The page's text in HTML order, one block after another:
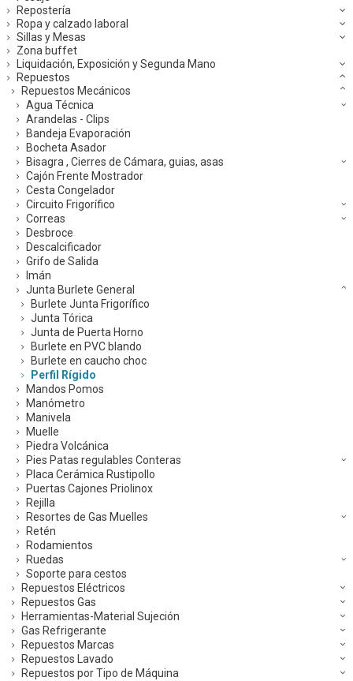
Repostería
Ropa y calzado laboral
Sillas y Mesas
Zona buffet
Liquidación, Exposición y Segunda Mano
Repuestos
Repuestos Mecánicos
Agua Técnica
Arandelas - Clips
Bandeja Evaporación
Bocheta Asador
Bisagra , Cierres de Cámara, guias, asas
Cajón Frente Mostrador
Cesta Congelador
Circuito Frigorífico
Correas
Desbroce
Descalcificador
Grifo de Salida
Imán
Junta Burlete General
Burlete Junta Frigorífico
Junta Tórica
Junta de Puerta Horno
Burlete en PVC blando
Burlete en caucho choc
Perfil Rígido
Mandos Pomos
Manómetro
Manivela
Muelle
Piedra Volcánica
Pies Patas regulables Conteras
Placa Cerámica Rustipollo
Puertas Cajones Priolinox
Rejilla
Resortes de Gas Muelles
Retén
Rodamientos
Ruedas
Soporte para cestos
Repuestos Eléctricos
Repuestos Gas
Herramientas-Material Sujeción
Gas Refrigerante
Repuestos Marcas
Repuestos Lavado
Repuestos por Tipo de Máquina